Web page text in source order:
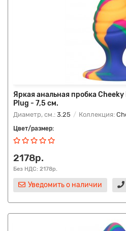
Яркая анальная пробка
Plug - 7,5 см.
Диаметр, см.: 3.25 Коллекция:
Цвет/размер:
2178р.
Без НДС: 2178р.
Уведомить о наличии